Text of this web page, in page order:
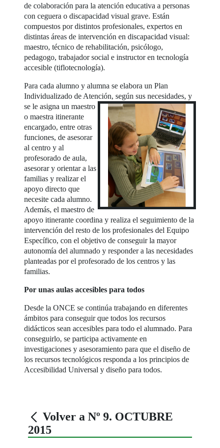
de colaboración para la atención educativa a personas
con ceguera o discapacidad visual grave. Están
compuestos por distintos profesionales, expertos en
distintas áreas de intervención en discapacidad visual:
maestro, técnico de rehabilitación, psicólogo,
pedagogo, trabajador social e instructor en tecnología
accesible (tiflotecnología).
Para cada alumno y alumna se elabora un Plan
Individualizado de Atención, según sus necesidades, y
se le asigna un maestro
o maestra itinerante
encargado, entre otras
funciones, de asesorar
al centro y al
profesorado de aula,
asesorar y orientar a las
familias y realizar el
apoyo directo que
necesite cada alumno.
Además, el maestro de
apoyo itinerante coordina y realiza el seguimiento de la
intervención del resto de los profesionales del Equipo
Específico, con el objetivo de conseguir la mayor
autonomía del alumnado y responder a las necesidades
planteadas por el profesorado de los centros y las
familias.
Por unas aulas accesibles para todos
Desde la ONCE se continúa trabajando en diferentes
ámbitos para conseguir que todos los recursos
didácticos sean accesibles para todo el alumnado. Para
conseguirlo, se participa activamente en
investigaciones y asesoramiento para que el diseño de
los recursos tecnológicos responda a los principios de
Accesibilidad Universal y diseño para todos.
Volver a Nº 9. OCTUBRE
2015